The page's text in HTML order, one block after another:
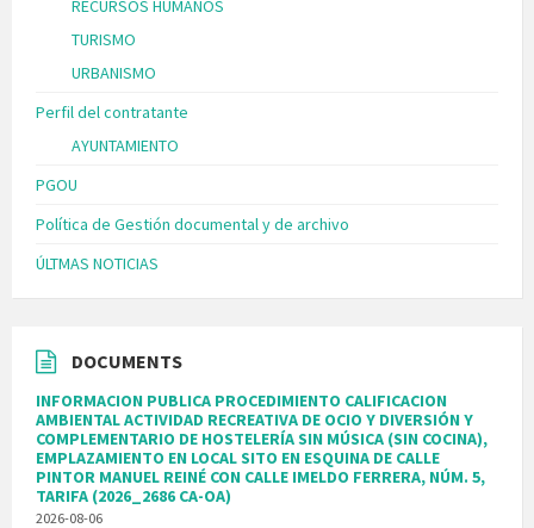
RECURSOS HUMANOS
TURISMO
URBANISMO
Perfil del contratante
AYUNTAMIENTO
PGOU
Política de Gestión documental y de archivo
ÚLTMAS NOTICIAS
DOCUMENTS
INFORMACION PUBLICA PROCEDIMIENTO CALIFICACION
AMBIENTAL ACTIVIDAD RECREATIVA DE OCIO Y DIVERSIÓN Y
COMPLEMENTARIO DE HOSTELERÍA SIN MÚSICA (SIN COCINA),
EMPLAZAMIENTO EN LOCAL SITO EN ESQUINA DE CALLE
PINTOR MANUEL REINÉ CON CALLE IMELDO FERRERA, NÚM. 5,
TARIFA (2026_2686 CA-OA)
2026-08-06